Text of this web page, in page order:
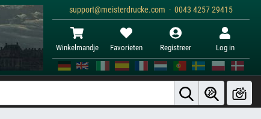
support@meisterdrucke.com · 0043 4257 29415
Winkelmandje Favorieten Registreer Log in